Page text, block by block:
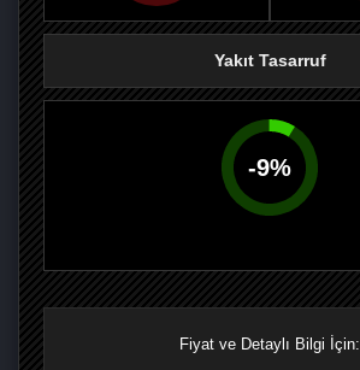
Yakıt Tasarruf
-9%
Fiyat ve Detaylı Bilgi İçin: